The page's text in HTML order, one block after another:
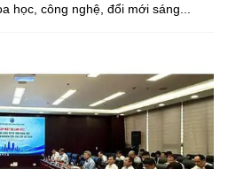
học, công nghệ, đổi mới sáng...